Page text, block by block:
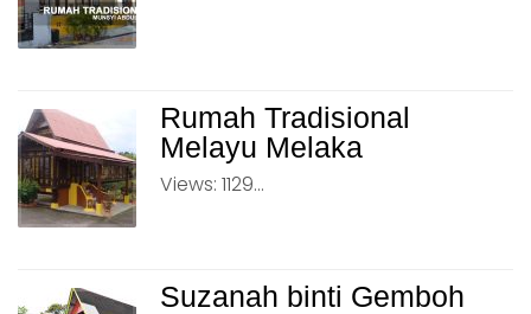
Rumah Tradisional
Melayu Melaka
Views: 1129...
Suzanah binti Gemboh